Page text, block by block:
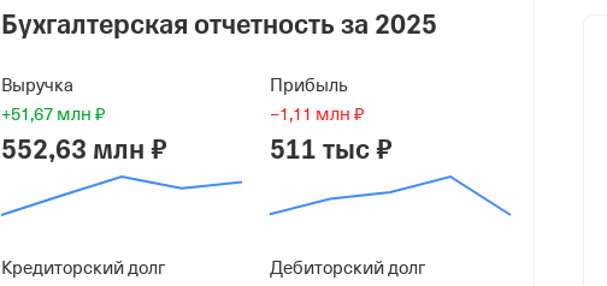
Форма
Малый бизнес
Дата регистрации
Краткое название
ООО "БЕЛАВИ"
Юридический адрес
Бухгалтерская отчетность за 2025
Выручка
+51,67 млн ₽
552,63 млн ₽
Прибыль
−1,11 млн ₽
511 тыс ₽
Кредиторский долг
Дебиторский долг